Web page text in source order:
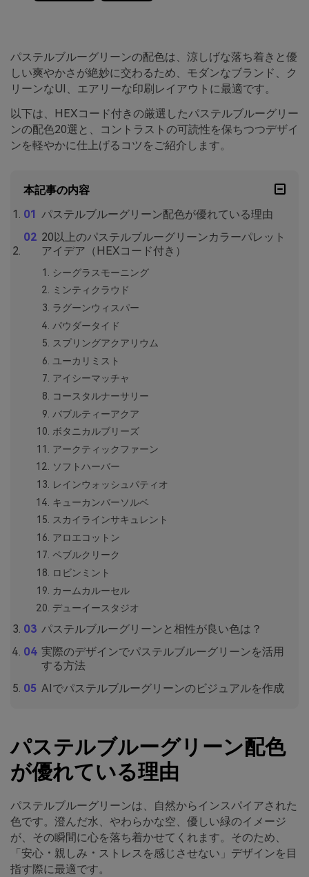
パステルブルーグリーンの配色は、涼しげな落ち着きと優
しい爽やかさが絶妙に交わるため、モダンなブランド、ク
リーンなUI、エアリーな印刷レイアウトに最適です。
以下は、HEXコード付きの厳選したパステルブルーグリー
ンの配色20選と、コントラストの可読性を保ちつつデザイ
ンを軽やかに仕上げるコツをご紹介します。
本記事の内容
パステルブルーグリーン配色が優れている理由
20以上のパステルブルーグリーンカラーパレット
アイデア（HEXコード付き）
シーグラスモーニング
ミンティクラウド
ラグーンウィスパー
パウダータイド
スプリングアクアリウム
ユーカリミスト
アイシーマッチャ
コースタルナーサリー
バブルティーアクア
ボタニカルブリーズ
アークティックファーン
ソフトハーバー
レインウォッシュパティオ
キューカンバーソルベ
スカイラインサキュレント
アロエコットン
ペブルクリーク
ロビンミント
カームカルーセル
デューイースタジオ
パステルブルーグリーンと相性が良い色は？
実際のデザインでパステルブルーグリーンを活用
する方法
AIでパステルブルーグリーンのビジュアルを作成
パステルブルーグリーン配色
が優れている理由
パステルブルーグリーンは、自然からインスパイアされた
色です。澄んだ水、やわらかな空、優しい緑のイメージ
が、その瞬間に心を落ち着かせてくれます。そのため、
「安心・親しみ・ストレスを感じさせない」デザインを目
指す際に最適です。